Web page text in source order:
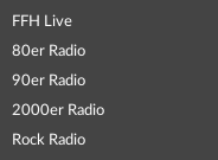
FFH Live
80er Radio
90er Radio
2000er Radio
Rock Radio